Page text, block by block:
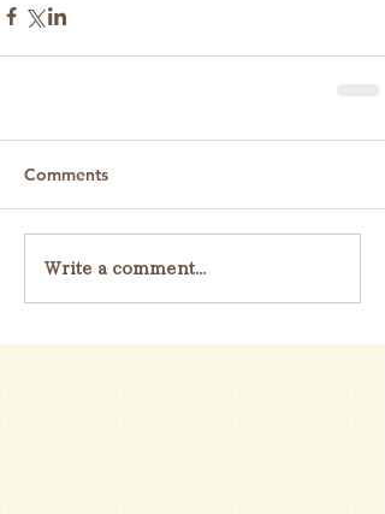
Comments
Write a comment...